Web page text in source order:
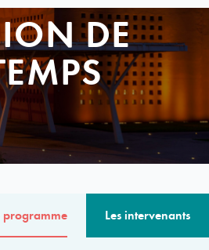
DE
programme Les intervenants